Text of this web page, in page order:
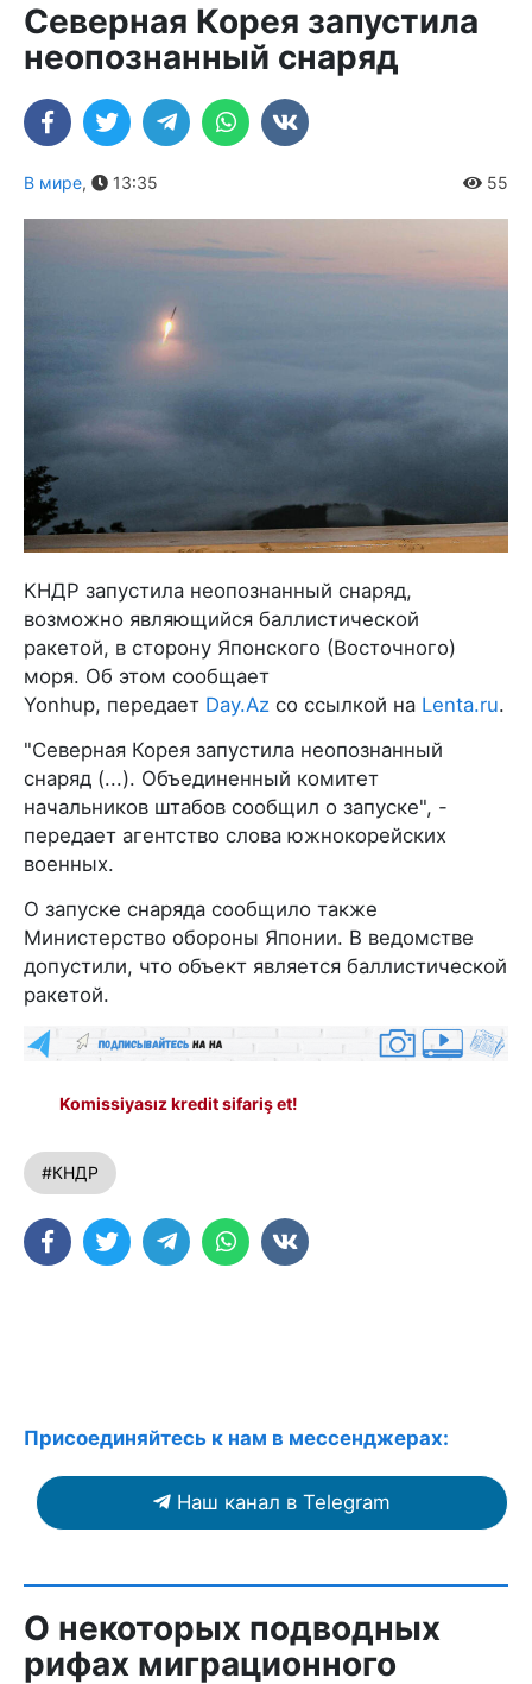
Северная Корея запустила
неопознанный снаряд
В мире, 13:35 55
КНДР запустила неопознанный снаряд,
возможно являющийся баллистической
ракетой, в сторону Японского (Восточного)
моря. Об этом сообщает
Yonhup, передает Day.Az со ссылкой на Lenta.ru.
"Северная Корея запустила неопознанный
снаряд (...). Объединенный комитет
начальников штабов сообщил о запуске", -
передает агентство слова южнокорейских
военных.
О запуске снаряда сообщило также
Министерство обороны Японии. В ведомстве
допустили, что объект является баллистической
ракетой.
Komissiyasız kredit sifariş et!
#КНДР
Присоединяйтесь к нам в мессенджерах:
Наш канал в Telegram
О некоторых подводных
рифах миграционного